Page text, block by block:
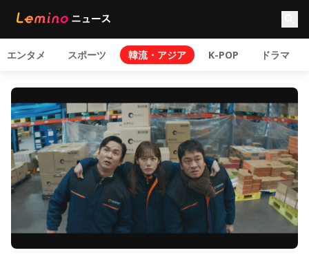
エンタメ スポーツ 韓流・アジア K-POP ドラマ